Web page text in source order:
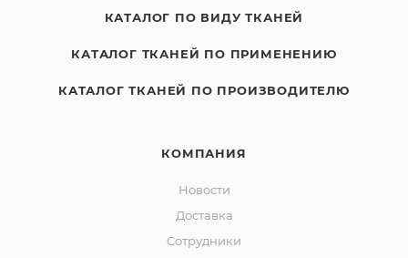
КАТАЛОГ ПО ВИДУ ТКАНЕЙ
КАТАЛОГ ТКАНЕЙ ПО ПРИМЕНЕНИЮ
КАТАЛОГ ТКАНЕЙ ПО ПРОИЗВОДИТЕЛЮ
КОМПАНИЯ
Новости
Доставка
Сотрудники